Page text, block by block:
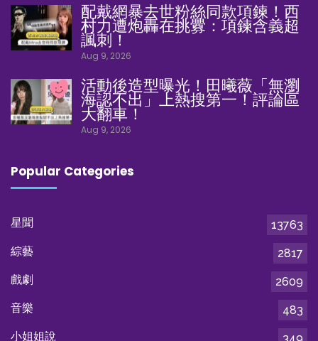
配戴網暴去世粉絲同款項鍊！西
村力遭炮轟在挑釁：項鍊含義超
諷刺！
Aug 9, 2026
活動後造型曝光！田曦薇「無瀏
海認不出」上熱搜第一！評論區
大翻車！
Aug 9, 2026
Popular Categories
星聞
13763
綜藝
2817
戲劇
2609
音樂
483
小姐姐說